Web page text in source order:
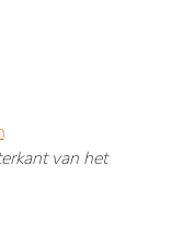
van het